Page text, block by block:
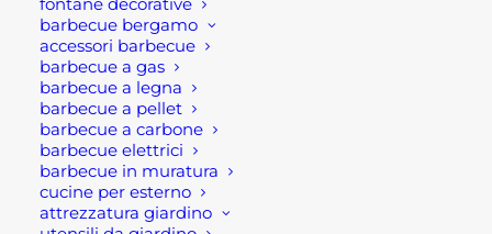
barbecue bergamo
accessori barbecue
barbecue a gas
barbecue a legna
barbecue a pellet
barbecue a carbone
barbecue elettrici
barbecue in muratura
cucine per esterno
attrezzatura giardino
ANELLO DI TENUTA CANNA FUMARIA
INOX MAT
1,70 €
a
CIOTOLA TONDA PER ESTERNO IN
CEMENTO
15,00 € 38,00
prezzo:
15,00 €
CIOTOLA OVALE PER ESTERNO IN
CEMENTO
34,00€ - 93,00